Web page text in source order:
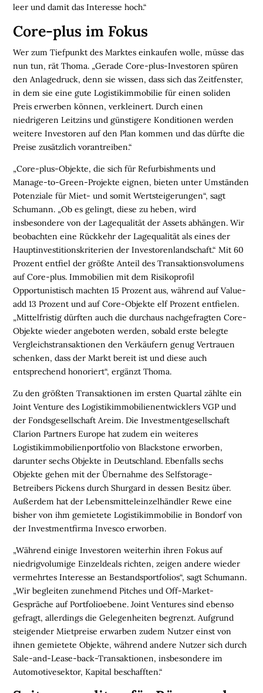
R
N
M
E
N
S
C
H
E
N
N
A
C
H
H
A
T
I
G
K
E
I
T
U
N
T
R
N
E
H
M
E
W
leer und damit das Interesse hoch.“
Core-plus im Fokus
Wer zum Tiefpunkt des Marktes einkaufen wolle, müsse das
nun tun, rät Thoma. „Gerade Core-plus-Investoren spüren
den Anlagedruck, denn sie wissen, dass sich das Zeitfenster,
in dem sie eine gute Logistikimmobilie für einen soliden
Preis erwerben können, verkleinert. Durch einen
niedrigeren Leitzins und günstigere Konditionen werden
weitere Investoren auf den Plan kommen und das dürfte die
Preise zusätzlich vorantreiben.“
„Core-plus-Objekte, die sich für Refurbishments und
Manage-to-Green-Projekte eignen, bieten unter Umständen
Potenziale für Miet- und somit Wertsteigerungen“, sagt
Schumann. „Ob es gelingt, diese zu heben, wird
insbesondere von der Lagequalität der Assets abhängen. Wir
beobachten eine Rückkehr der Lagequalität als eines der
Hauptinvestitionskriterien der Investorenlandschaft.“ Mit 60
Prozent entfiel der größte Anteil des Transaktionsvolumens
auf Core-plus. Immobilien mit dem Risikoprofil
Opportunistisch machten 15 Prozent aus, während auf Value-
add 13 Prozent und auf Core-Objekte elf Prozent entfielen.
„Mittelfristig dürften auch die durchaus nachgefragten Core-
Objekte wieder angeboten werden, sobald erste belegte
Vergleichstransaktionen den Verkäufern genug Vertrauen
schenken, dass der Markt bereit ist und diese auch
entsprechend honoriert“, ergänzt Thoma.
Zu den größten Transaktionen im ersten Quartal zählte ein
Joint Venture des Logistikimmobilienentwicklers VGP und
der Fondsgesellschaft Areim. Die Investmentgesellschaft
Clarion Partners Europe hat zudem ein weiteres
Logistikimmobilienportfolio von Blackstone erworben,
darunter sechs Objekte in Deutschland. Ebenfalls sechs
Objekte gehen mit der Übernahme des Selfstorage-
Betreibers Pickens durch Shurgard in dessen Besitz über.
Außerdem hat der Lebensmitteleinzelhändler Rewe eine
bisher von ihm gemietete Logistikimmobilie in Bondorf von
der Investmentfirma Invesco erworben.
„Während einige Investoren weiterhin ihren Fokus auf
niedrigvolumige Einzeldeals richten, zeigen andere wieder
vermehrtes Interesse an Bestandsportfolios“, sagt Schumann.
„Wir begleiten zunehmend Pitches und Off-Market-
Gespräche auf Portfolioebene. Joint Ventures sind ebenso
gefragt, allerdings die Gelegenheiten begrenzt. Aufgrund
steigender Mietpreise erwarben zudem Nutzer einst von
ihnen gemietete Objekte, während andere Nutzer sich durch
Sale-and-Lease-back-Transaktionen, insbesondere im
Automotivesektor, Kapital beschafften.“